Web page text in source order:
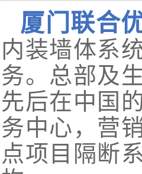
厦门联合
内装墙体系
务。总部及
先后在中国
务中心，营
点项目隔断